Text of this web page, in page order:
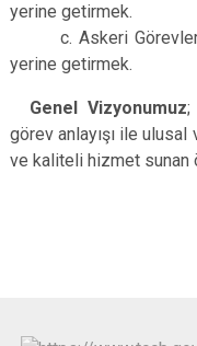
yerine getirmek.
c. Askeri Görevler:
yerine
Genel Vizyonumuz;
görev anlayışı ile ulusal
ve kaliteli hizmet sunan